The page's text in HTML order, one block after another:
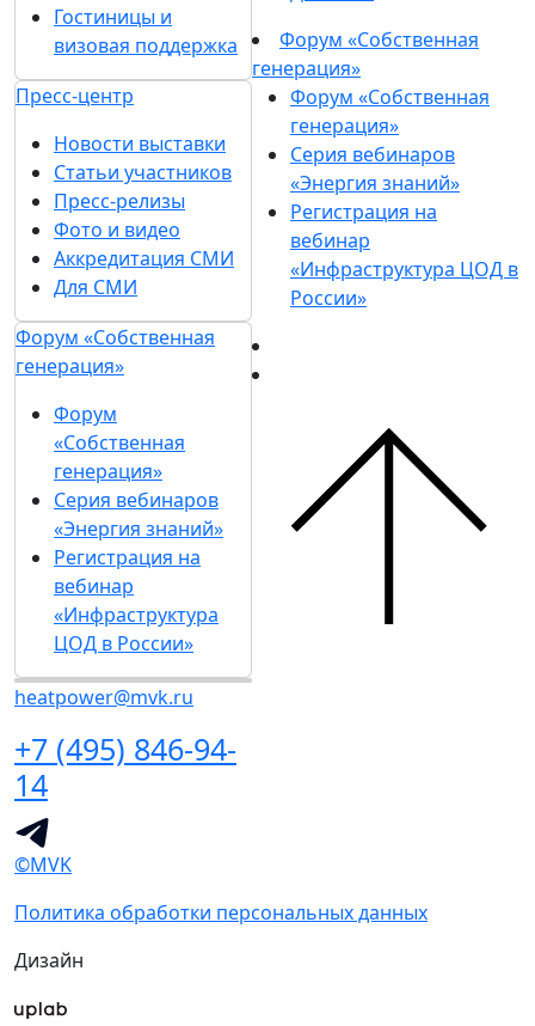
Гостиницы и
визовая поддержка
Пресс-центр
Новости выставки
Статьи участников
Пресс-релизы
Фото и видео
Аккредитация СМИ
Для СМИ
Форум «Собственная
генерация»
Форум
«Собственная
генерация»
Серия вебинаров
«Энергия знаний»
Регистрация на
вебинар
«Инфраструктура
ЦОД в России»
heatpower@mvk.ru
+7 (495) 846-94-
14
Форум «Собственная
генерация»
Форум «Собственная
генерация»
Серия вебинаров
«Энергия знаний»
Регистрация на
вебинар
«Инфраструктура ЦОД в
России»
©MVK
Политика обработки персональных данных
Дизайн